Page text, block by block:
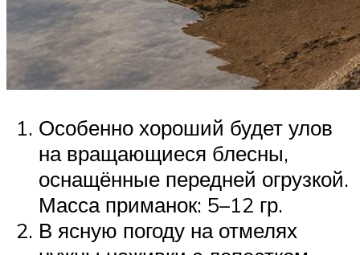
Особенно хороший будет улов
на вращающиеся блесны,
оснащённые передней огрузкой.
Масса приманок: 5–12 гр.
В ясную погоду на отмелях